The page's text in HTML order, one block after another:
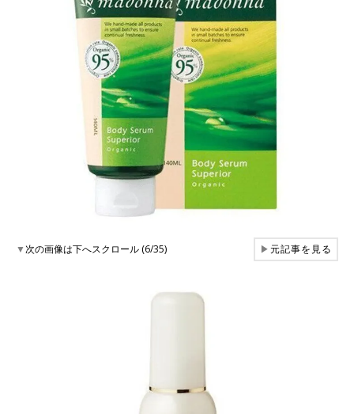
▼次の画像は下へスクロール (6/35) ▶元記事を見る